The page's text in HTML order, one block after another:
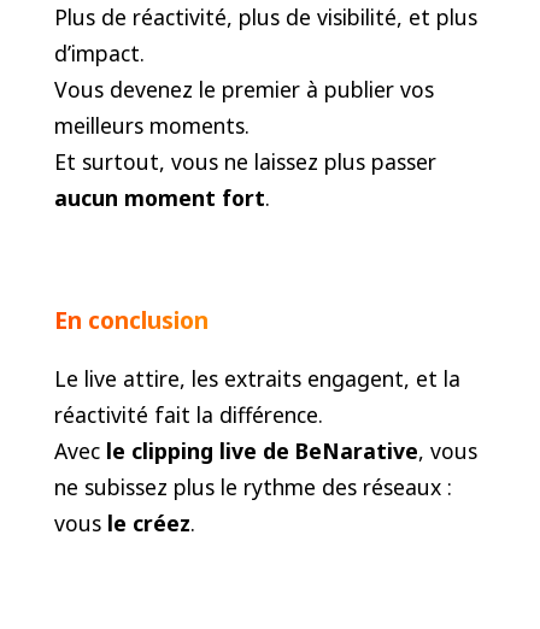
Plus de réactivité, plus de visibilité, et plus
d’impact.
Vous devenez le premier à publier vos
meilleurs moments.
Et surtout, vous ne laissez plus passer
aucun moment fort.
En conclusion
Le live attire, les extraits engagent, et la
réactivité fait la différence.
Avec le clipping live de BeNarative, vous
ne subissez plus le rythme des réseaux :
vous le créez.